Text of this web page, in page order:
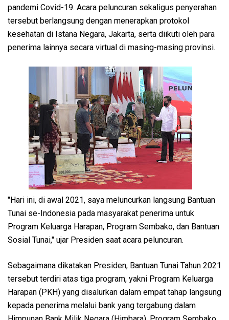
pandemi Covid-19. Acara peluncuran sekaligus penyerahan
tersebut berlangsung dengan menerapkan protokol
kesehatan di Istana Negara, Jakarta, serta diikuti oleh para
penerima lainnya secara virtual di masing-masing provinsi.
"Hari ini, di awal 2021, saya meluncurkan langsung Bantuan
Tunai se-Indonesia pada masyarakat penerima untuk
Program Keluarga Harapan, Program Sembako, dan Bantuan
Sosial Tunai," ujar Presiden saat acara peluncuran.
Sebagaimana dikatakan Presiden, Bantuan Tunai Tahun 2021
tersebut terdiri atas tiga program, yakni Program Keluarga
Harapan (PKH) yang disalurkan dalam empat tahap langsung
kepada penerima melalui bank yang tergabung dalam